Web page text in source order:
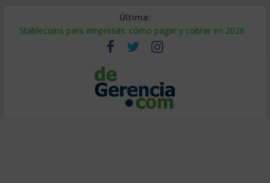
Última:
Stablecoins para empresas: cómo pagar y cobrar en 2026
Despido silencioso: qué es y por qué sale tan caro
IA en selección de personal: cómo auditarla a tiempo
Trabajo forzoso en la cadena de suministro: qué hacer
Mercado hispano de EE. UU.: cómo segmentarlo y venderle